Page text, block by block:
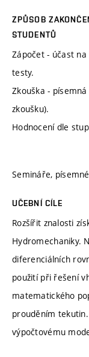
ZPŮSOB
STUDENTŮ
Zápočet - účast
testy.
Zkouška -
zkoušku).
Hodnocení dle
Semináře,
UČEBNÍ CÍLE
Rozšířit znalosti
Hydromechaniky.
diferenciálních
použití při řešení
matematického
prouděním
výpočtovému